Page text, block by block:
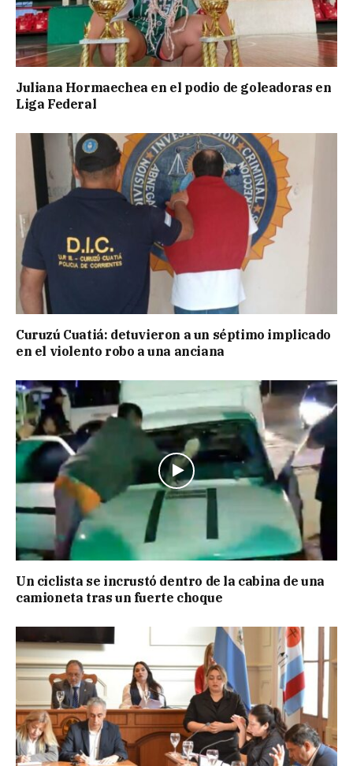
Juliana Hormaechea en el podio de goleadoras en
Liga Federal
Curuzú Cuatiá: detuvieron a un séptimo implicado
en el violento robo a una anciana
Un ciclista se incrustó dentro de la cabina de una
camioneta tras un fuerte choque